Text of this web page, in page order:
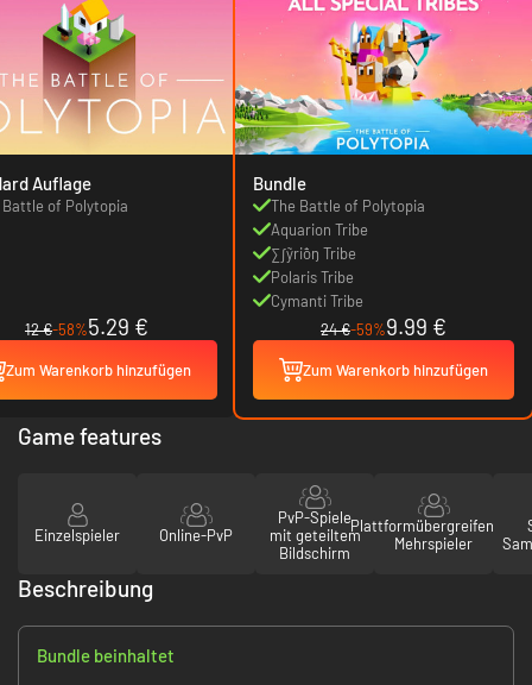
Auflage
Battle of Polytopia
12 €-58%5.29 €
Zum Warenkorb hinzufügen
Bundle
The Battle of Polytopia
Aquarion Tribe
∑∫ỹriȱŋ Tribe
Polaris Tribe
Cymanti Tribe
24 €-59%9.99 €
Zum Warenkorb hinzufügen
Game features
Einzelspieler Online-PvP
PvP-Spiele
mit geteiltem
Bildschirm
Plattformübergreifender
Mehrspieler
Beschreibung
Bundle beinhaltet